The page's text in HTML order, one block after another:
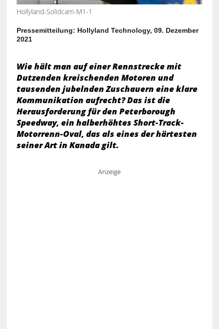
Hollyland-Solidcam-M1-1
Pressemitteilung: Hollyland Technology, 09. Dezember
2021
Wie hält man auf einer Rennstrecke mit
Dutzenden kreischenden Motoren und
tausenden jubelnden Zuschauern eine klare
Kommunikation aufrecht? Das ist die
Herausforderung für den Peterborough
Speedway, ein halberhöhtes Short-Track-
Motorrenn-Oval, das als eines der härtesten
seiner Art in Kanada gilt.
Anzeige